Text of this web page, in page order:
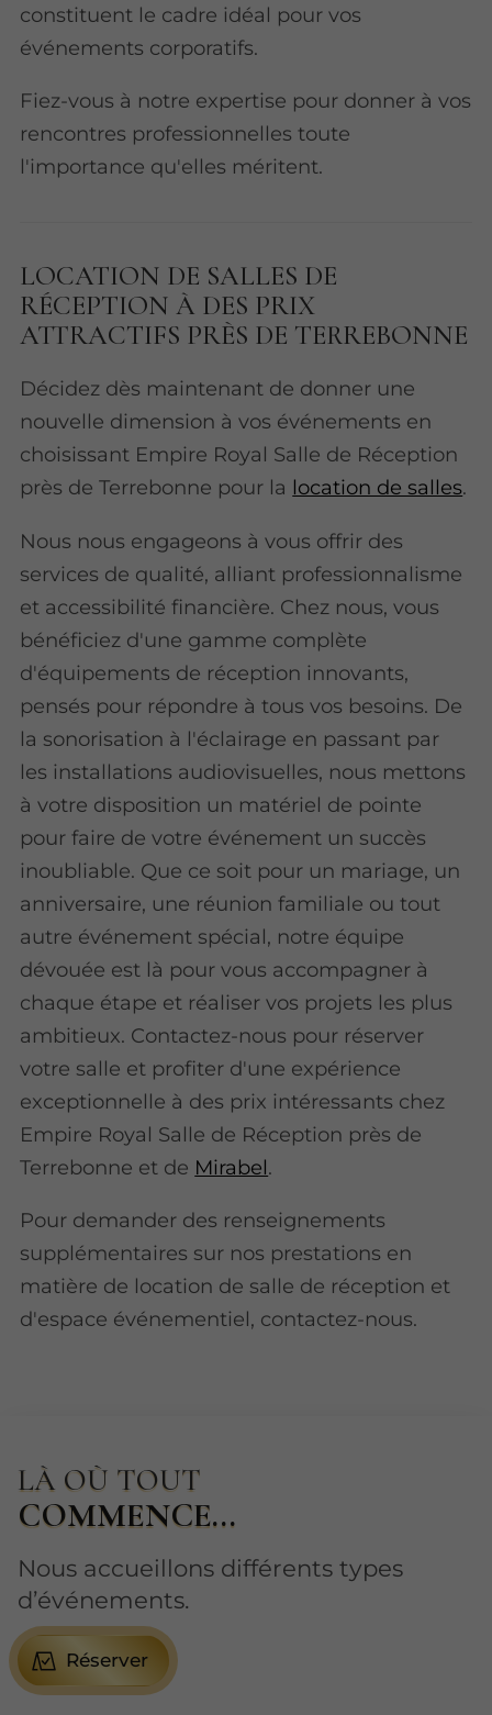
constituent le cadre idéal pour vos
événements corporatifs.
Fiez-vous à notre expertise pour donner à vos
rencontres professionnelles toute
l'importance qu'elles méritent.
LOCATION DE SALLES DE
RÉCEPTION À DES PRIX
ATTRACTIFS PRÈS DE TERREBONNE
Décidez dès maintenant de donner une
nouvelle dimension à vos événements en
choisissant Empire Royal Salle de Réception
près de Terrebonne pour la location de salles.
Nous nous engageons à vous offrir des
services de qualité, alliant professionnalisme
et accessibilité financière. Chez nous, vous
bénéficiez d'une gamme complète
d'équipements de réception innovants,
pensés pour répondre à tous vos besoins. De
la sonorisation à l'éclairage en passant par
les installations audiovisuelles, nous mettons
à votre disposition un matériel de pointe
pour faire de votre événement un succès
inoubliable. Que ce soit pour un mariage, un
anniversaire, une réunion familiale ou tout
autre événement spécial, notre équipe
dévouée est là pour vous accompagner à
chaque étape et réaliser vos projets les plus
ambitieux. Contactez-nous pour réserver
votre salle et profiter d'une expérience
exceptionnelle à des prix intéressants chez
Empire Royal Salle de Réception près de
Terrebonne et de Mirabel.
Pour demander des renseignements
supplémentaires sur nos prestations en
matière de location de salle de réception et
d'espace événementiel, contactez-nous.
LÀ OÙ TOUT
COMMENCE...
Nous accueillons différents types
d’événements.
Réserver